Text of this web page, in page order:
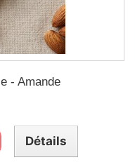
- Amande
Détails